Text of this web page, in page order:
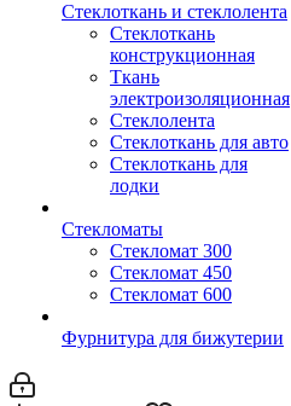
Стеклоткань и стеклолента
Стеклоткань
конструкционная
Ткань
электроизоляционная
Стеклолента
Стеклоткань для авто
Стеклоткань для
лодки
Стекломаты
Стекломат 300
Стекломат 450
Стекломат 600
Фурнитура для бижутерии